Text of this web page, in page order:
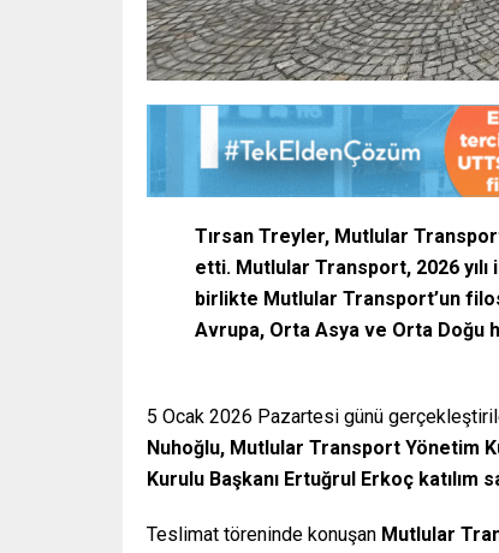
Tırsan Treyler, Mutlular
etti. Mutlular Transport, 2026
birlikte Mutlular Transport’un
Avrupa, Orta Asya ve Orta Doğu
5 Ocak 2026 Pazartesi günü
Nuhoğlu, Mutlular Transport Yönetim
Kurulu Başkanı Ertuğrul Erkoç katılım
Teslimat töreninde konuşan Mutlular